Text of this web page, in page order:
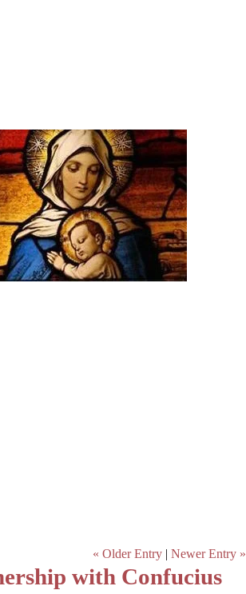
« Older Entry | Newer Entry »
with Confucius